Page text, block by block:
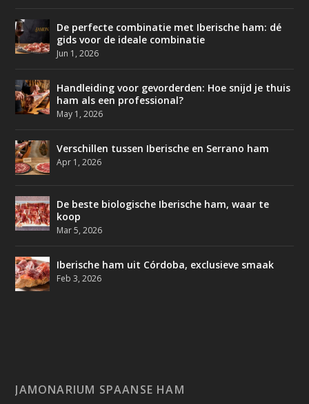
De perfecte combinatie met Iberische ham: dé
gids voor de ideale combinatie
Jun 1, 2026
Handleiding voor gevorderden: Hoe snijd je thuis
ham als een professional?
May 1, 2026
Verschillen tussen Iberische en Serrano ham
Apr 1, 2026
De beste biologische Iberische ham, waar te
koop
Mar 5, 2026
Iberische ham uit Córdoba, exclusieve smaak
Feb 3, 2026
JAMONARIUM SPAANSE HAM